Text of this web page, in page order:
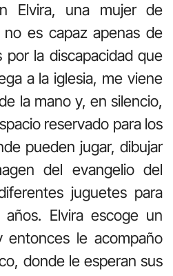
Elvira, una mujer de
es capaz apenas de
por la discapacidad que
a la iglesia, me viene
la mano y, en silencio,
reservado para los
pueden jugar, dibujar
del evangelio del
juguetes para
Elvira escoge un
entonces le acompaño
donde le esperan sus